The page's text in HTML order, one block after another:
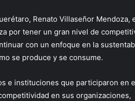
Renato Villaseñor Mendoza,
por tener un gran nivel de
con un enfoque en la
se produce y se consume.
e instituciones que participaron en
en sus organizaciones,